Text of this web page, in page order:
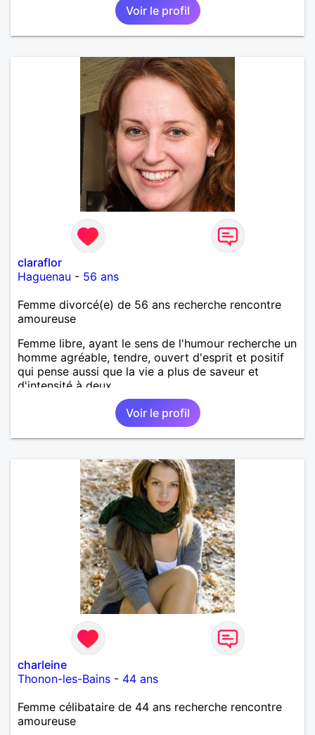
Voir le profil
claraflor
Haguenau - 56 ans
Femme divorcé(e) de 56 ans recherche rencontre
amoureuse
Femme libre, ayant le sens de l'humour recherche un
homme agréable, tendre, ouvert d'esprit et positif
qui pense aussi que la vie a plus de saveur et
d'intensité à deux.
Voir le profil
charleine
Thonon-les-Bains - 44 ans
Femme célibataire de 44 ans recherche rencontre
amoureuse